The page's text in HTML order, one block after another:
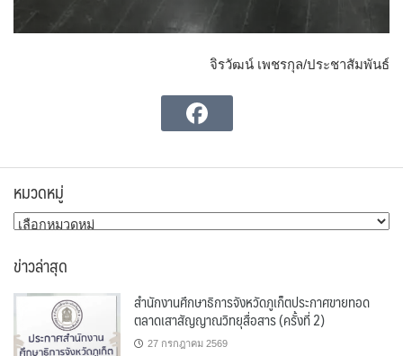
จิรวัฒน์ เพชรกุล/ประชาสัมพันธ์
หมวดหมู่
หมวด
ข่าวล่าสุด
สำนักงานศึกษาธิการจังหวัดภูเก็ตประกาศขายทอด
ตลาดเสาสัญญาณวิทยุสื่อสาร (ครั้งที่ 2)
27 กรกฎาคม 2569